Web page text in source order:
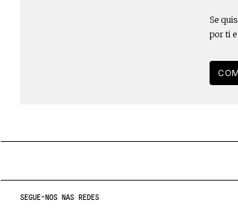
Se
por ti
SEGUE-NOS NAS REDES